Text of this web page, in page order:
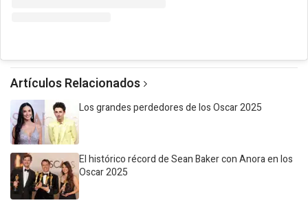
Artículos Relacionados
Los grandes perdedores de los Oscar 2025
El histórico récord de Sean Baker con Anora en los
Oscar 2025